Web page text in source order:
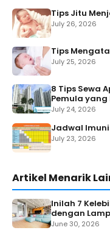
Tips Jitu
July 26, 2026
Tips
July 25, 2026
8 Tips Sewa
Pemula yang
July 24, 2026
Jadwal
July 23, 2026
Artikel Menarik
Inilah 7
dengan
June 30, 2026